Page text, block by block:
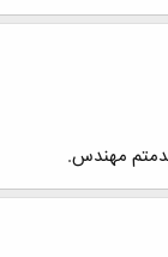
مهندس.